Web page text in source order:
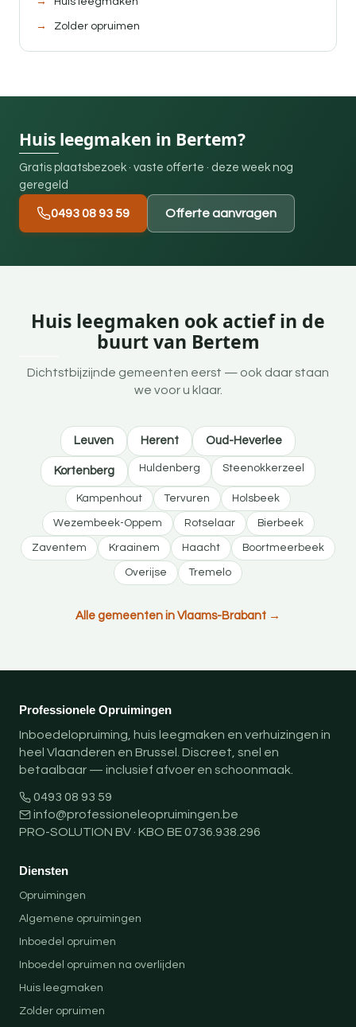
Zolder opruimen
Huis leegmaken in Bertem?
Gratis plaatsbezoek · vaste offerte · deze week nog
geregeld
0493 08 93 59 Offerte aanvragen
Huis leegmaken ook actief in de
buurt van Bertem
Dichtstbijzijnde gemeenten eerst — ook daar staan
we voor u klaar.
Leuven Herent Oud-Heverlee
Kortenberg Huldenberg Steenokkerzeel
Kampenhout Tervuren Holsbeek
Wezembeek-Oppem Rotselaar Bierbeek
Zaventem Kraainem Haacht Boortmeerbeek
Overijse Tremelo
Alle gemeenten in Vlaams-Brabant →
Professionele Opruimingen
Inboedelopruiming, huis leegmaken en verhuizingen in
heel Vlaanderen en Brussel. Discreet, snel en
betaalbaar — inclusief afvoer en schoonmaak.
0493 08 93 59
info@professioneleopruimingen.be
PRO-SOLUTION BV · KBO BE 0736.938.296
Diensten
Opruimingen
Algemene opruimingen
Inboedel opruimen
Inboedel opruimen na overlijden
Huis leegmaken
Zolder opruimen